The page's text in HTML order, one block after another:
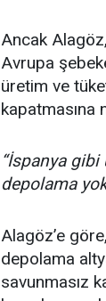
Ancak
Avrupa
üretim ve
kapatmasına
“İspanya
depolama
Alagöz’e
depolama
savunmasız